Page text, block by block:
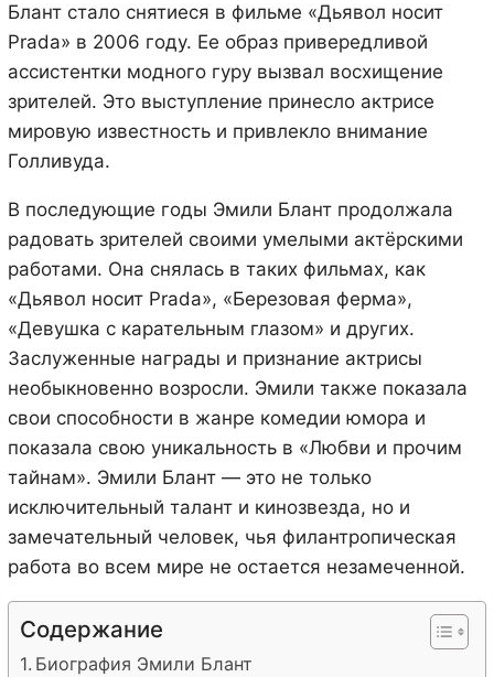
Блант стало снятиеся в фильме «Дьявол носит
Prada» в 2006 году. Ее образ привередливой
ассистентки модного гуру вызвал восхищение
зрителей. Это выступление принесло актрисе
мировую известность и привлекло внимание
Голливуда.
В последующие годы Эмили Блант продолжала
радовать зрителей своими умелыми актёрскими
работами. Она снялась в таких фильмах, как
«Дьявол носит Prada», «Березовая ферма»,
«Девушка с карательным глазом» и других.
Заслуженные награды и признание актрисы
необыкновенно возросли. Эмили также показала
свои способности в жанре комедии юмора и
показала свою уникальность в «Любви и прочим
тайнам». Эмили Блант — это не только
исключительный талант и кинозвезда, но и
замечательный человек, чья филантропическая
работа во всем мире не остается незамеченной.
Содержание
Биография Эмили Блант